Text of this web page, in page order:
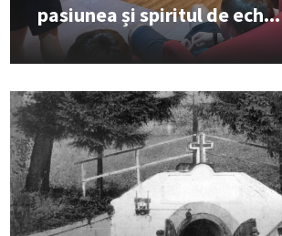
pasiunea și spiritul de ech...